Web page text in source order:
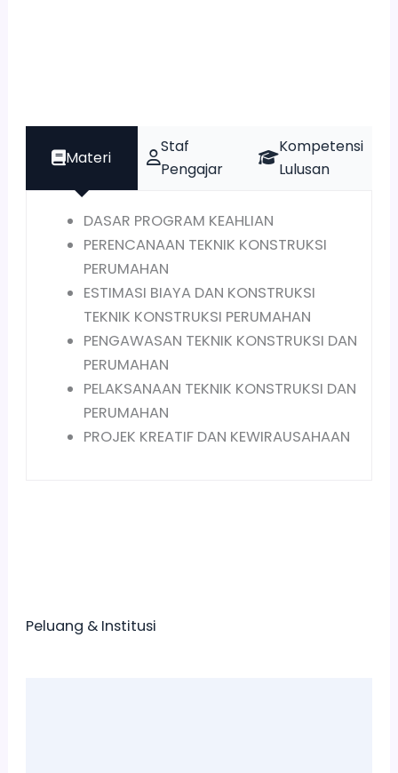
Materi
Staf
Pengajar
Kompetensi
Lulusan
DASAR PROGRAM KEAHLIAN
PERENCANAAN TEKNIK KONSTRUKSI
PERUMAHAN
ESTIMASI BIAYA DAN KONSTRUKSI
TEKNIK KONSTRUKSI PERUMAHAN
PENGAWASAN TEKNIK KONSTRUKSI DAN
PERUMAHAN
PELAKSANAAN TEKNIK KONSTRUKSI DAN
PERUMAHAN
PROJEK KREATIF DAN KEWIRAUSAHAAN
Peluang & Institusi